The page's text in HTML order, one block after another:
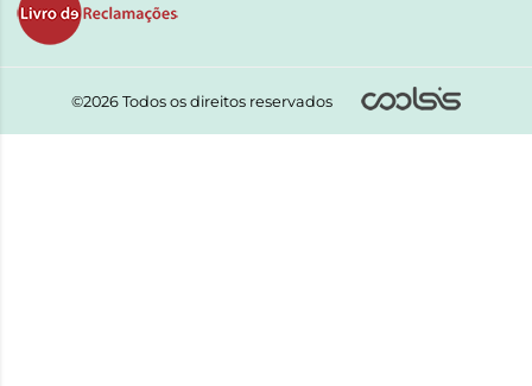
©2026 Todos os direitos reservados